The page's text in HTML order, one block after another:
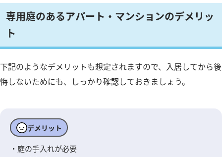
専用庭のあるアパート・マンションのデメリッ
ト
下記のようなデメリットも想定されますので、入居してから後
悔しないためにも、しっかり確認しておきましょう。
デメリット
・庭の手入れが必要